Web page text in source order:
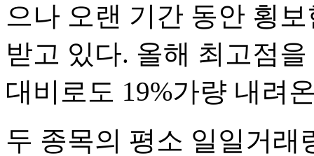
으나 오랜 기간 동안 횡
받고 있다. 올해 최고점
대비로도 19%가량 내려
두 종목의 평소 일일거래